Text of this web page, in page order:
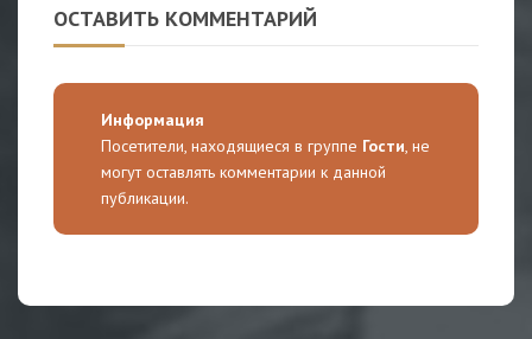
ОСТАВИТЬ КОММЕНТАРИЙ
Информация
Посетители, находящиеся в группе Гости, не
могут оставлять комментарии к данной
публикации.